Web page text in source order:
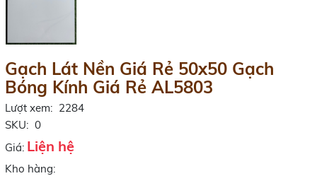
Gạch Lát Nền Giá Rẻ 50x50 Gạch
Bóng Kính Giá Rẻ AL5803
Lượt xem: 2284
SKU: 0
Giá: Liện hệ
Kho hàng: